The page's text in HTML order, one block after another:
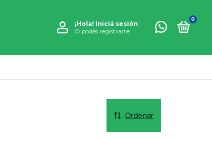
¡Hola! Iniciá sesión
O podés registrarte
0
Ordenar